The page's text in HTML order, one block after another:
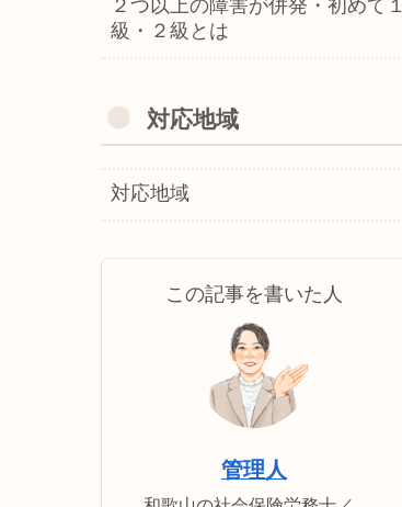
２つ以上の障害が併発・初めて１
級・２級とは
対応地域
対応地域
この記事を書いた人
管理人